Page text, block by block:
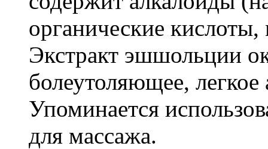
органические
Экстракт эшшольции
болеутоляющее,
Упоминается
для массажа.